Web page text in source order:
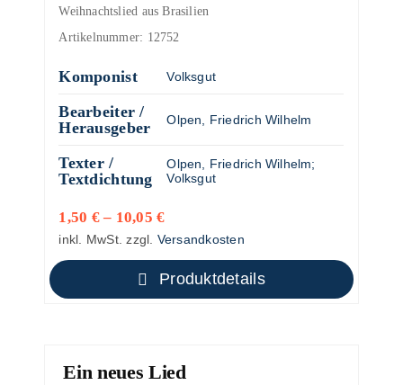
Weihnachtslied aus Brasilien
Artikelnummer: 12752
Komponist Volksgut
Bearbeiter /
Herausgeber
Olpen, Friedrich Wilhelm
Texter /
Textdichtung
Olpen, Friedrich Wilhelm;
Volksgut
1,50 €– 10,05€
inkl. MwSt. zzgl. Versandkosten
Produktdetails
Ein neues Lied